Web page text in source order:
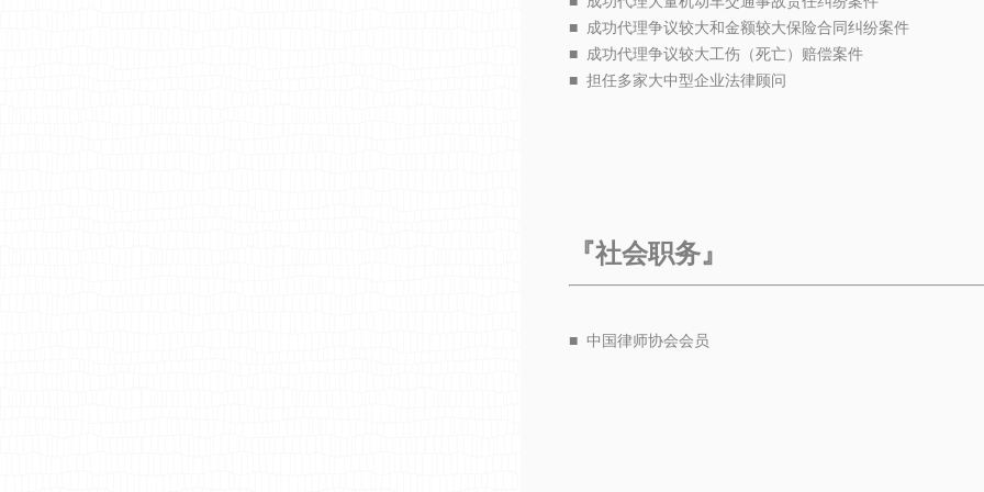
■ 成功代理争议较大和金额较大保险合同纠纷案件
■ 成功代理争议较大工伤（死亡）赔偿案件
■ 担任多家大中型企业法律顾问
『社会职务』
■ 中国律师协会会员